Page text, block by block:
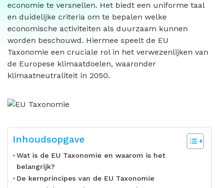
economie te versnellen. Het biedt een uniforme taal
en duidelijke criteria om te bepalen welke
economische activiteiten als duurzaam kunnen
worden beschouwd. Hiermee speelt de EU
Taxonomie een cruciale rol in het verwezenlijken van
de Europese klimaatdoelen, waaronder
klimaatneutraliteit in 2050.
Inhoudsopgave
Wat is de EU Taxonomie en waarom is het
belangrijk?
De kernprincipes van de EU Taxonomie